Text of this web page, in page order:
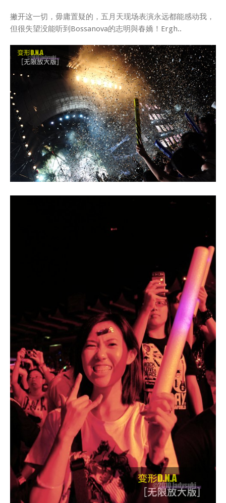
撇开这一切，毋庸置疑的，五月天现场表演永远都能感动我，
但很失望没能听到Bossanova的志明與春嬌！Ergh..